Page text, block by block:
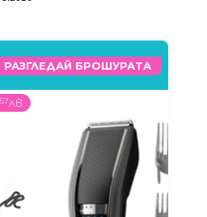
РАЗГЛЕДАЙ БРОШУРАТА
57лв.